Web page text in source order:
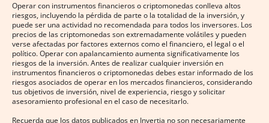
Operar con instrumentos financieros o criptomonedas conlleva altos
riesgos, incluyendo la pérdida de parte o la totalidad de la inversión, y
puede ser una actividad no recomendada para todos los inversores. Los
precios de las criptomonedas son extremadamente volátiles y pueden
verse afectadas por factores externos como el financiero, el legal o el
político. Operar con apalancamiento aumenta significativamente los
riesgos de la inversión. Antes de realizar cualquier inversión en
instrumentos financieros o criptomonedas debes estar informado de los
riesgos asociados de operar en los mercados financieros, considerando
tus objetivos de inversión, nivel de experiencia, riesgo y solicitar
asesoramiento profesional en el caso de necesitarlo.
Recuerda que los datos publicados en Invertia no son necesariamente